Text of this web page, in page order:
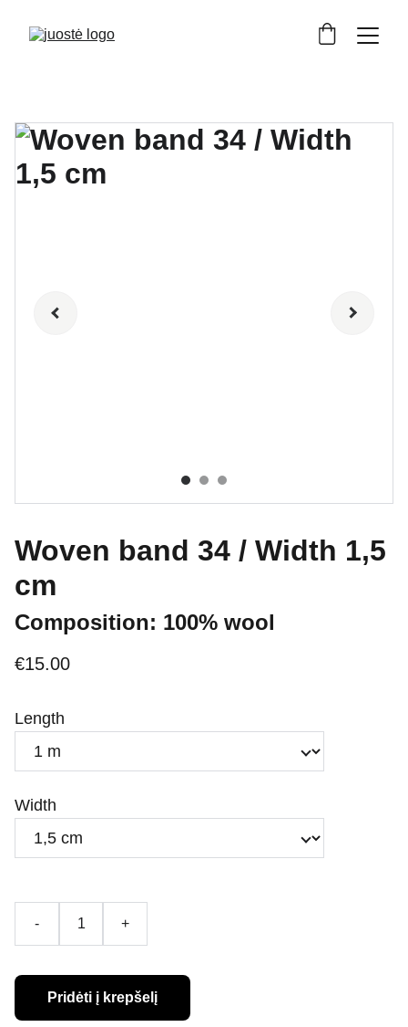
Woven band 34 / Width 1,5
cm
Composition: 100% wool
€15.00
Length
Width
- +
Pridėti į krepšelį